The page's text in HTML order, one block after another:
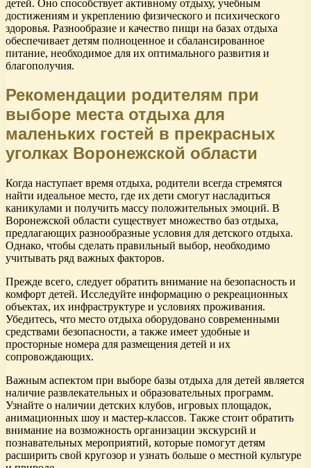
детей. Оно способствует активному отдыху, учебным
достижениям и укреплению физического и психического
здоровья. Разнообразие и качество пищи на базах отдыха
обеспечивает детям полноценное и сбалансированное
питание, необходимое для их оптимального развития и
благополучия.
Рекомендации родителям при
выборе места отдыха для
маленьких гостей в прекрасных
уголках Воронежской области
Когда наступает время отдыха, родители всегда стремятся
найти идеальное место, где их дети смогут насладиться
каникулами и получить массу положительных эмоций. В
Воронежской области существует множество баз отдыха,
предлагающих разнообразные условия для детского отдыха.
Однако, чтобы сделать правильный выбор, необходимо
учитывать ряд важных факторов.
Прежде всего, следует обратить внимание на безопасность и
комфорт детей. Исследуйте информацию о рекреационных
объектах, их инфраструктуре и условиях проживания.
Убедитесь, что место отдыха оборудовано современными
средствами безопасности, а также имеет удобные и
просторные номера для размещения детей и их
сопровождающих.
Важным аспектом при выборе базы отдыха для детей является
наличие развлекательных и образовательных программ.
Узнайте о наличии детских клубов, игровых площадок,
анимационных шоу и мастер-классов. Также стоит обратить
внимание на возможность организации экскурсий и
познавательных мероприятий, которые помогут детям
расширить свой кругозор и узнать больше о местной культуре